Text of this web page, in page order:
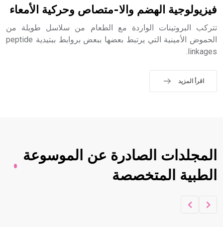
فيزيولوجية الهضم والا-متصاص وحركية الأمعاء
تتركب البروتينات الواردة مع الطعام من سلاسل طويلة من
الحموض الأمينية التي يرتبط بعضها ببعض بروابط ببتيدية peptide
linkages.
اقرأ المزيد
المجلدات الصادرة عن الموسوعة
الطبية المتخصصة